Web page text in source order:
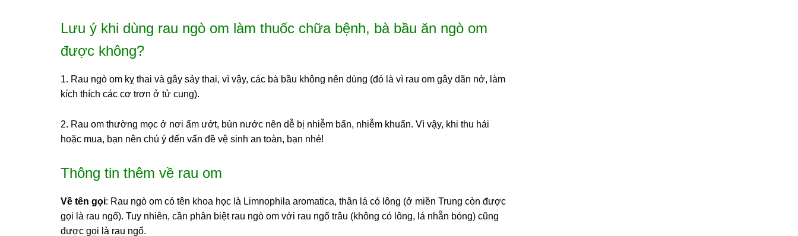
Lưu ý khi dùng rau ngò om làm thuốc chữa bệnh, bà bầu ăn ngò om
được không?
1. Rau ngò om kỵ thai và gây sảy thai, vì vậy, các bà bầu không nên dùng (đó là vì rau om gây dãn nở, làm
kích thích các cơ trơn ở tử cung).
2. Rau om thường mọc ở nơi ẩm ướt, bùn nước nên dễ bị nhiễm bẩn, nhiễm khuẩn. Vì vậy, khi thu hái
hoặc mua, bạn nên chú ý đến vấn đề vệ sinh an toàn, bạn nhé!
Thông tin thêm về rau om
Về tên gọi: Rau ngò om có tên khoa học là Limnophila aromatica, thân lá có lông (ở miền Trung còn được
gọi là rau ngổ). Tuy nhiên, cần phân biệt rau ngò om với rau ngổ trâu (không có lông, lá nhẵn bóng) cũng
được gọi là rau ngổ.